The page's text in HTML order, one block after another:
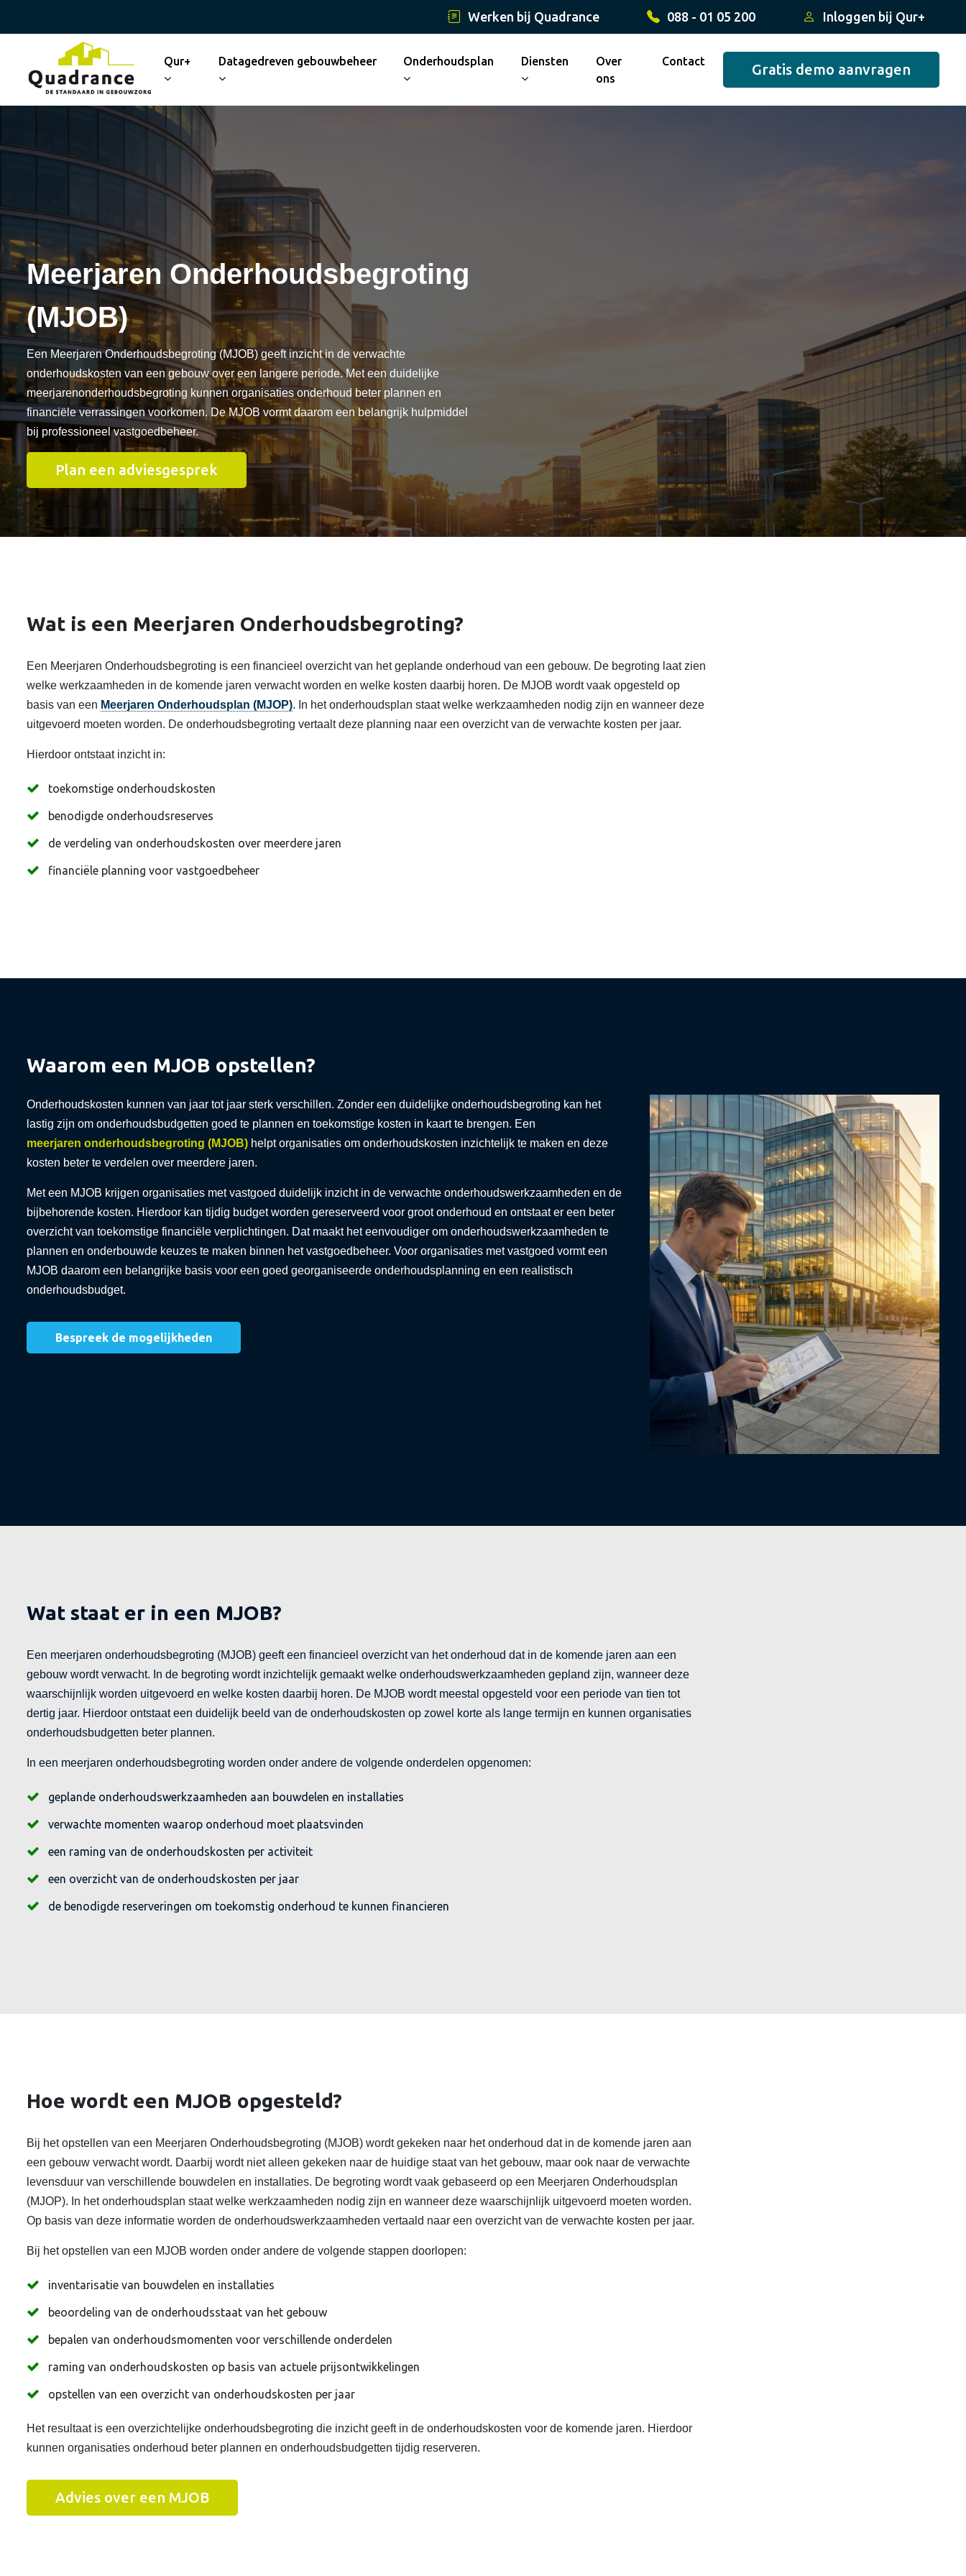
Werken bij Quadrance 088 - 01 05 200 Inloggen bij Qur+
Qur+ Datagedreven gebouwbeheer Onderhoudsplan Diensten
Over
ons
Contact Gratis demo aanvragen
Meerjaren Onderhoudsbegroting
(MJOB)
Een Meerjaren Onderhoudsbegroting (MJOB) geeft inzicht in de verwachte
onderhoudskosten van een gebouw over een langere periode. Met een duidelijke
meerjarenonderhoudsbegroting kunnen organisaties onderhoud beter plannen en
financiële verrassingen voorkomen. De MJOB vormt daarom een belangrijk hulpmiddel
bij professioneel vastgoedbeheer.
Plan een adviesgesprek
Wat is een Meerjaren Onderhoudsbegroting?
Een Meerjaren Onderhoudsbegroting is een financieel overzicht van het geplande onderhoud van een gebouw. De begroting laat zien
welke werkzaamheden in de komende jaren verwacht worden en welke kosten daarbij horen. De MJOB wordt vaak opgesteld op
basis van een Meerjaren Onderhoudsplan (MJOP). In het onderhoudsplan staat welke werkzaamheden nodig zijn en wanneer deze
uitgevoerd moeten worden. De onderhoudsbegroting vertaalt deze planning naar een overzicht van de verwachte kosten per jaar.
Hierdoor ontstaat inzicht in:
toekomstige onderhoudskosten
benodigde onderhoudsreserves
de verdeling van onderhoudskosten over meerdere jaren
financiële planning voor vastgoedbeheer
Waarom een MJOB opstellen?
Onderhoudskosten kunnen van jaar tot jaar sterk verschillen. Zonder een duidelijke onderhoudsbegroting kan het
lastig zijn om onderhoudsbudgetten goed te plannen en toekomstige kosten in kaart te brengen. Een
meerjaren onderhoudsbegroting (MJOB) helpt organisaties om onderhoudskosten inzichtelijk te maken en deze
kosten beter te verdelen over meerdere jaren.
Met een MJOB krijgen organisaties met vastgoed duidelijk inzicht in de verwachte onderhoudswerkzaamheden en de
bijbehorende kosten. Hierdoor kan tijdig budget worden gereserveerd voor groot onderhoud en ontstaat er een beter
overzicht van toekomstige financiële verplichtingen. Dat maakt het eenvoudiger om onderhoudswerkzaamheden te
plannen en onderbouwde keuzes te maken binnen het vastgoedbeheer. Voor organisaties met vastgoed vormt een
MJOB daarom een belangrijke basis voor een goed georganiseerde onderhoudsplanning en een realistisch
onderhoudsbudget.
Bespreek de mogelijkheden
Wat staat er in een MJOB?
Een meerjaren onderhoudsbegroting (MJOB) geeft een financieel overzicht van het onderhoud dat in de komende jaren aan een
gebouw wordt verwacht. In de begroting wordt inzichtelijk gemaakt welke onderhoudswerkzaamheden gepland zijn, wanneer deze
waarschijnlijk worden uitgevoerd en welke kosten daarbij horen. De MJOB wordt meestal opgesteld voor een periode van tien tot
dertig jaar. Hierdoor ontstaat een duidelijk beeld van de onderhoudskosten op zowel korte als lange termijn en kunnen organisaties
onderhoudsbudgetten beter plannen.
In een meerjaren onderhoudsbegroting worden onder andere de volgende onderdelen opgenomen:
geplande onderhoudswerkzaamheden aan bouwdelen en installaties
verwachte momenten waarop onderhoud moet plaatsvinden
een raming van de onderhoudskosten per activiteit
een overzicht van de onderhoudskosten per jaar
de benodigde reserveringen om toekomstig onderhoud te kunnen financieren
Hoe wordt een MJOB opgesteld?
Bij het opstellen van een Meerjaren Onderhoudsbegroting (MJOB) wordt gekeken naar het onderhoud dat in de komende jaren aan
een gebouw verwacht wordt. Daarbij wordt niet alleen gekeken naar de huidige staat van het gebouw, maar ook naar de verwachte
levensduur van verschillende bouwdelen en installaties. De begroting wordt vaak gebaseerd op een Meerjaren Onderhoudsplan
(MJOP). In het onderhoudsplan staat welke werkzaamheden nodig zijn en wanneer deze waarschijnlijk uitgevoerd moeten worden.
Op basis van deze informatie worden de onderhoudswerkzaamheden vertaald naar een overzicht van de verwachte kosten per jaar.
Bij het opstellen van een MJOB worden onder andere de volgende stappen doorlopen:
inventarisatie van bouwdelen en installaties
beoordeling van de onderhoudsstaat van het gebouw
bepalen van onderhoudsmomenten voor verschillende onderdelen
raming van onderhoudskosten op basis van actuele prijsontwikkelingen
opstellen van een overzicht van onderhoudskosten per jaar
Het resultaat is een overzichtelijke onderhoudsbegroting die inzicht geeft in de onderhoudskosten voor de komende jaren. Hierdoor
kunnen organisaties onderhoud beter plannen en onderhoudsbudgetten tijdig reserveren.
Advies over een MJOB